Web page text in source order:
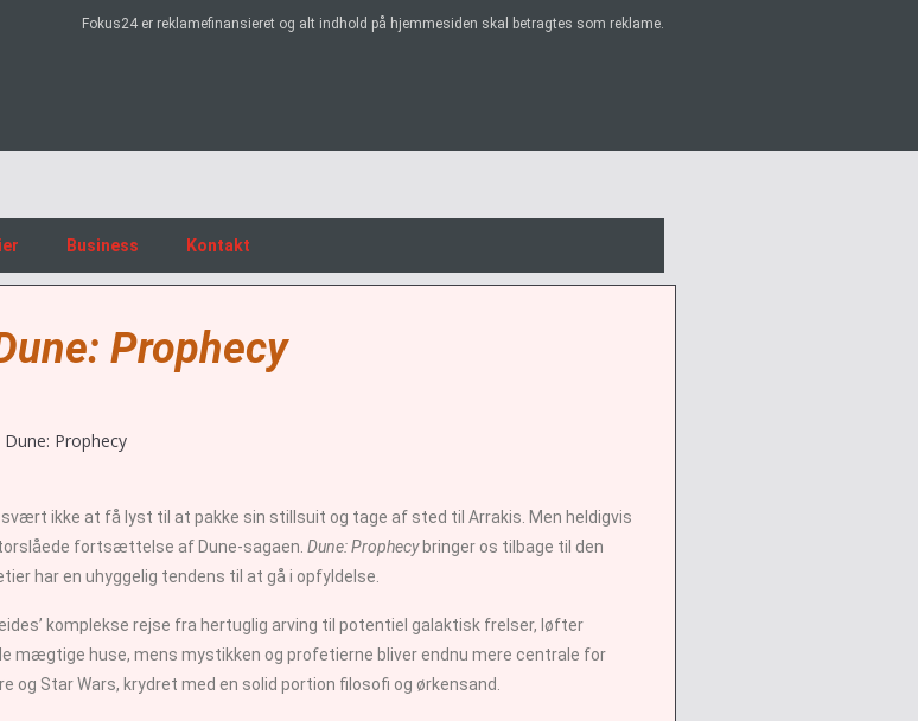
Fokus24 er reklamefinansieret og alt indhold på hjemmesiden skal betragtes som reklame.
Business Kontakt
Prophecy
ikke at få lyst til at pakke sin stillsuit og tage af sted til Arrakis. Men heldigvis
fortsættelse af Dune-sagaen. Dune: Prophecybringer os tilbage til den
har en uhyggelig tendens til at gå i opfyldelse.
komplekse rejse fra hertuglig arving til potentiel galaktisk frelser, løfter
mægtige huse, mens mystikken og profetierne bliver endnu mere centrale for
Star Wars, krydret med en solid portion filosofi og ørkensand.